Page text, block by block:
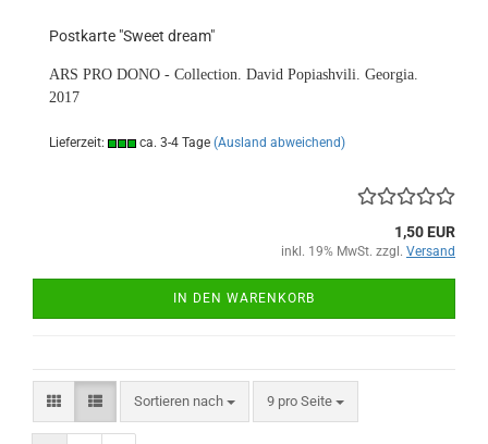
Postkarte "Sweet dream"
ARS PRO DONO - Collection. David Popiashvili. Georgia.
2017
Lieferzeit: ca. 3-4 Tage (Ausland abweichend)
1,50 EUR
inkl. 19% MwSt. zzgl. Versand
IN DEN WARENKORB
Sortieren nach
Sortieren nach 9 pro Seite
pro Seite